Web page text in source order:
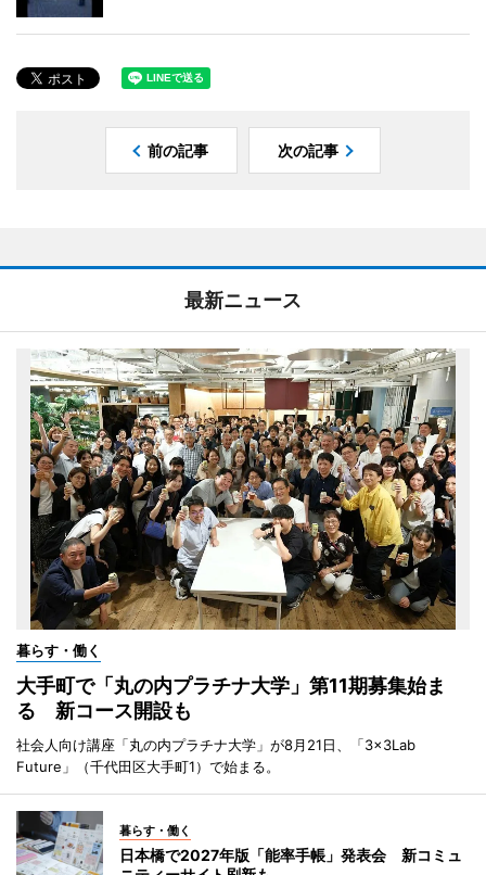
前の記事 次の記事
最新ニュース
暮らす・働く
大手町で「丸の内プラチナ大学」第11期募集始ま
る 新コース開設も
社会人向け講座「丸の内プラチナ大学」が8月21日、「3×3Lab
Future」（千代田区大手町1）で始まる。
暮らす・働く
日本橋で2027年版「能率手帳」発表会 新コミュ